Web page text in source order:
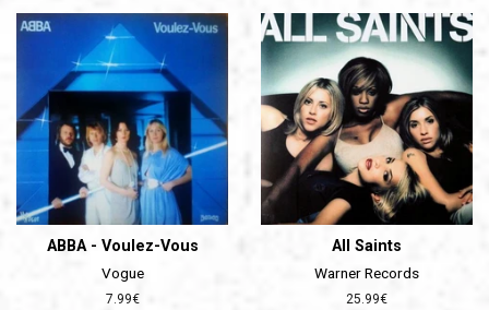
ABBA - Voulez-Vous
Vogue
Prix
7.99€
All Saints
Warner Records
Prix
25.99€